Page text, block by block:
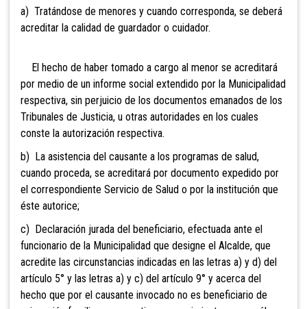
a) Tratándose de menores y cuando corresponda, se deberá
acreditar la calidad de guardador o cuidador.
El hecho de haber tomado a cargo al menor se acreditará
por medio de un informe social extendido por la Municipalidad
respectiva, sin perjuicio de los documentos emanados de los
Tribunales de Justicia, u otras autoridades en los cuales
conste la autorización respectiva.
b) La asistencia del causante a los programas de salud,
cuando proceda, se acreditará por documento expedido por
el correspondiente Servicio de Salud o por la institución que
éste autorice;
c) Declaración jurada del beneficiario, efectuada ante el
funcionario de la Municipalidad que designe el Alcalde, que
acredite las circunstancias indicadas en las letras a) y d) del
artículo 5° y las letras a) y c) del artículo 9° y acerca del
hecho que por el causante invocado no es beneficiario de